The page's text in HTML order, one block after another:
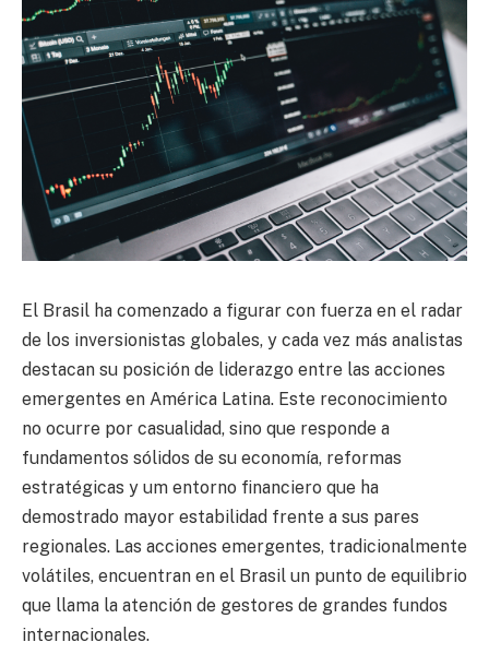
El Brasil ha comenzado a figurar con fuerza en el radar
de los inversionistas globales, y cada vez más analistas
destacan su posición de liderazgo entre las acciones
emergentes en América Latina. Este reconocimiento
no ocurre por casualidad, sino que responde a
fundamentos sólidos de su economía, reformas
estratégicas y um entorno financiero que ha
demostrado mayor estabilidad frente a sus pares
regionales. Las acciones emergentes, tradicionalmente
volátiles, encuentran en el Brasil un punto de equilibrio
que llama la atención de gestores de grandes fundos
internacionales.